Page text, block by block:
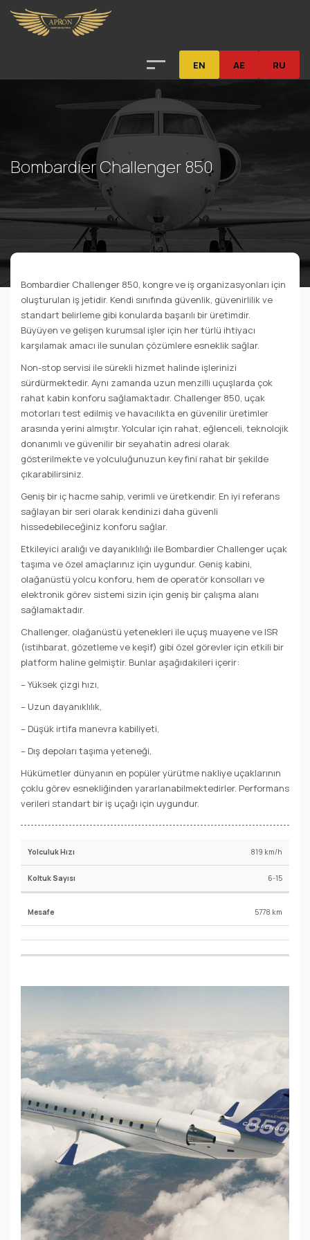
EN AE RU
Bombardier Challenger 850
Bombardier Challenger 850, kongre ve iş organizasyonları için
oluşturulan iş jetidir. Kendi sınıfında güvenlik, güvenirlilik ve
standart belirleme gibi konularda başarılı bir üretimdir.
Büyüyen ve gelişen kurumsal işler için her türlü ihtiyacı
karşılamak amacı ile sunulan çözümlere esneklik sağlar.
Non-stop servisi ile sürekli hizmet halinde işlerinizi
sürdürmektedir. Aynı zamanda uzun menzilli uçuşlarda çok
rahat kabin konforu sağlamaktadır. Challenger 850, uçak
motorları test edilmiş ve havacılıkta en güvenilir üretimler
arasında yerini almıştır. Yolcular için rahat, eğlenceli, teknolojik
donanımlı ve güvenilir bir seyahatin adresi olarak
gösterilmekte ve yolculuğunuzun keyfini rahat bir şekilde
çıkarabilirsiniz.
Geniş bir iç hacme sahip, verimli ve üretkendir. En iyi referans
sağlayan bir seri olarak kendinizi daha güvenli
hissedebileceğiniz konforu sağlar.
Etkileyici aralığı ve dayanıklılığı ile Bombardier Challenger uçak
taşıma ve özel amaçlarınız için uygundur. Geniş kabini,
olağanüstü yolcu konforu, hem de operatör konsolları ve
elektronik görev sistemi sizin için geniş bir çalışma alanı
sağlamaktadır.
Challenger, olağanüstü yetenekleri ile uçuş muayene ve ISR
(istihbarat, gözetleme ve keşif) gibi özel görevler için etkili bir
platform haline gelmiştir. Bunlar aşağıdakileri içerir:
– Yüksek çizgi hızı,
– Uzun dayanıklılık,
– Düşük irtifa manevra kabiliyeti,
– Dış depoları taşıma yeteneği,
Hükümetler dünyanın en popüler yürütme nakliye uçaklarının
çoklu görev esnekliğinden yararlanabilmektedirler. Performans
verileri standart bir iş uçağı için uygundur.
819 km/h
6-15
5778 km